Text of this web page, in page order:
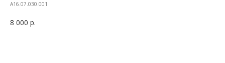
A16.07.030.001
8 000 р.